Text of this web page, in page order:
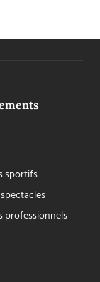
sportifs
professionnels